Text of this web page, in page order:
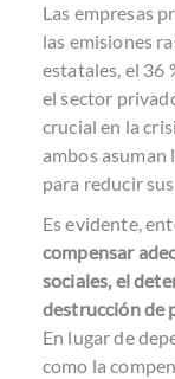
Las empresas
las emisiones
estatales, el 36
el sector
crucial en la
ambos asuman
para reducir
Es evidente,
compensar
sociales, el
destrucción de
En lugar de
como la